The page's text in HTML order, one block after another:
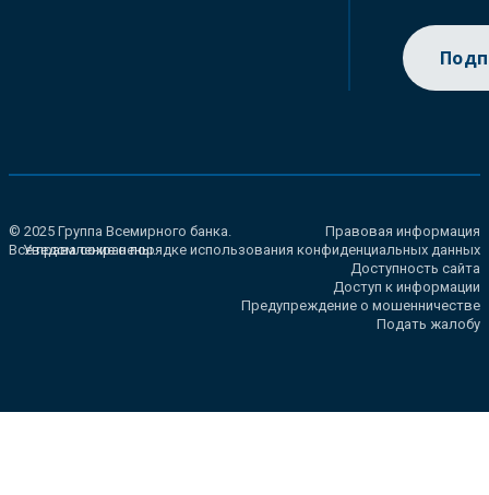
© 2025 Группа Всемирного банка.
Все права сохранены.
Правовая информация
Уведомление о порядке использования конфиденциальных данных
Доступность сайта
Доступ к информации
Предупреждение о мошенничестве
Подать жалобу